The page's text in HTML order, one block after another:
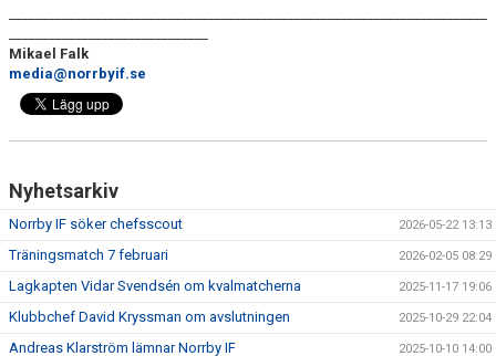
Mikael Falk
media@norrbyif.se
Nyhetsarkiv
Norrby IF söker chefsscout 2026-05-22 13:13
Träningsmatch 7 februari 2026-02-05 08:29
Lagkapten Vidar Svendsén om kvalmatcherna 2025-11-17 19:06
Klubbchef David Kryssman om avslutningen 2025-10-29 22:04
Andreas Klarström lämnar Norrby IF 2025-10-10 14:00